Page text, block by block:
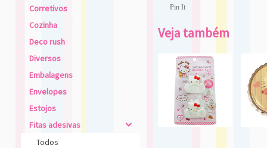
Corretivos
Cozinha
Deco rush
Diversos
Embalagens
Envelopes
Estojos
Fitas adesivas
4
Todos
Pin It
Veja também